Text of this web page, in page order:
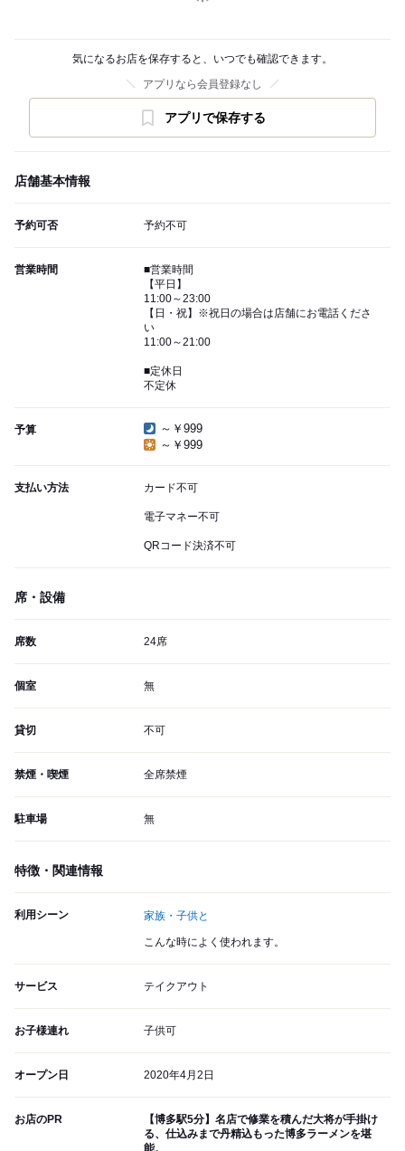
気になるお店を保存すると、いつでも確認できます。
アプリなら会員登録なし
アプリで保存する
店舗基本情報
予約可否 予約不可
営業時間
■営業時間
【平日】
11:00～23:00
【日・祝】※祝日の場合は店舗にお電話くださ
い
11:00～21:00
■定休日
不定休
予算
～￥999
～￥999
支払い方法 カード不可
電子マネー不可
QRコード決済不可
席・設備
席数 24席
個室 無
貸切 不可
禁煙・喫煙 全席禁煙
駐車場 無
特徴・関連情報
利用シーン 家族・子供と
こんな時によく使われます。
サービス テイクアウト
お子様連れ 子供可
オープン日 2020年4月2日
お店のPR
【博多駅5分】名店で修業を積んだ大将が手掛け
る、仕込みまで丹精込もった博多ラーメンを堪